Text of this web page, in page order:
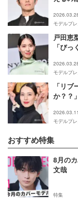
モデルプ
戸田恵
「びっ
モデルプ
「リ
か？？
モデルプ
おすすめ特集
8月の
文哉
特集